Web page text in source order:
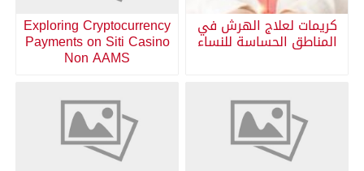
كريمات لعلاج الهرش في
المناطق الحساسة للنساء
Exploring Cryptocurrency
Payments on Siti Casino
Non AAMS